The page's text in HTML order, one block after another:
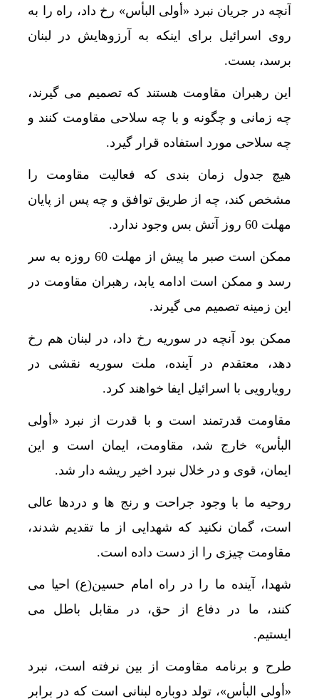
آنچه در جریان نبرد «أولی البأس» رخ داد، راه را به
روی اسرائیل برای اینکه به آرزوهایش در لبنان
برسد، بست.
این رهبران مقاومت هستند که تصمیم می گیرند،
چه زمانی و چگونه و با چه سلاحی مقاومت کنند و
چه سلاحی مورد استفاده قرار گیرد.
هیچ جدول زمان بندی که فعالیت مقاومت را
مشخص کند، چه از طریق توافق و چه پس از پایان
مهلت 60 روز آتش بس وجود ندارد.
ممکن است صبر ما پیش از مهلت 60 روزه به سر
رسد و ممکن است ادامه یابد، رهبران مقاومت در
این زمینه تصمیم می گیرند.
ممکن بود آنچه در سوریه رخ داد، در لبنان هم رخ
دهد، معتقدم در آینده، ملت سوریه نقشی در
رویارویی با اسرائیل ایفا خواهند کرد.
مقاومت قدرتمند است و با قدرت از نبرد «أولی
البأس» خارج شد، مقاومت، ایمان است و این
ایمان، قوی و در خلال نبرد اخیر ریشه دار شد.
روحیه ما با وجود جراحت و رنج ها و دردها عالی
است، گمان نکنید که شهدایی از ما تقدیم شدند،
مقاومت چیزی را از دست داده است.
شهدا، آینده ما را در راه امام حسین(ع) احیا می
کنند، ما در دفاع از حق، در مقابل باطل می
ایستیم.
طرح و برنامه مقاومت از بین نرفته است، نبرد
«أولی البأس»، تولد دوباره لبنانی است که در برابر